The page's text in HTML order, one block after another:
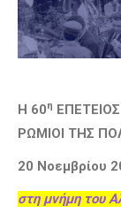
H 60η
ΡΩΜΙΟΙ ΤΗΣ
20 Νοεμβρίου
στη μνήμη του